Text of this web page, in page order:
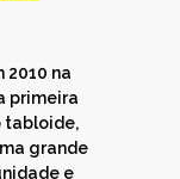
2010 na
primeira
tabloide,
grande
e